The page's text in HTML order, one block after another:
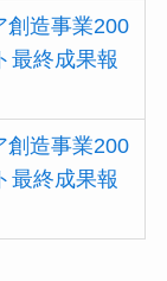
創造事業200
最終成果報
創造事業200
最終成果報